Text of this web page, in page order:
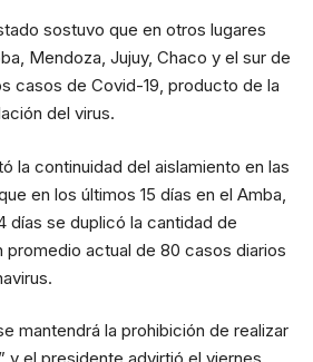
sostuvo que en otros lugares
Mendoza, Jujuy, Chaco y el sur de
casos de Covid-19, producto de la
del virus.
la continuidad del aislamiento en las
en los últimos 15 días en el Amba,
días se duplicó la cantidad de
promedio actual de 80 casos diarios
mantendrá la prohibición de realizar